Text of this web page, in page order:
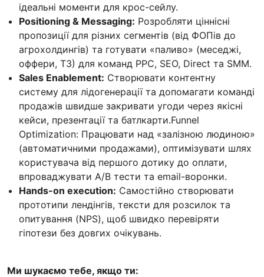
ідеальні моменти для крос-сейлу.
Positioning & Messaging: Розробляти ціннісні
пропозиції для різних сегментів (від ФОПів до
агрохолдингів) та готувати «паливо» (меседжі,
оффери, ТЗ) для команд PPC, SEO, Direct та SMM.
Sales Enablement: Створювати контентну
систему для лідогенерації та допомагати команді
продажів швидше закривати угоди через якісні
кейси, презентації та батлкарти.Funnel
Optimization: Працювати над «залізною людиною»
(автоматичними продажами), оптимізувати шлях
користувача від першого дотику до оплати,
впроваджувати A/B тести та email-воронки.
Hands-on execution: Самостійно створювати
прототипи лендінгів, тексти для розсилок та
опитування (NPS), щоб швидко перевіряти
гіпотези без довгих очікувань.
Ми шукаємо тебе, якщо ти: